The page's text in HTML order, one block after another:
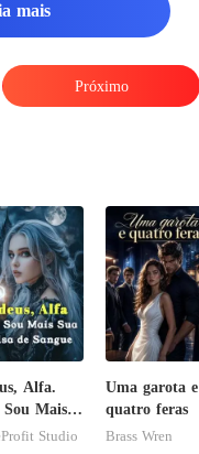
mais
Próximo
Alfa.
Sou Mais
de
Studio
Uma garota e
quatro feras
Brass Wren